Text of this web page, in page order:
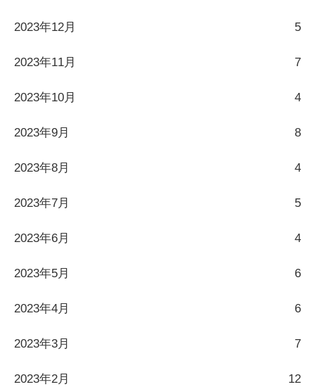
2023年12月 5
2023年11月 7
2023年10月 4
2023年9月 8
2023年8月 4
2023年7月 5
2023年6月 4
2023年5月 6
2023年4月 6
2023年3月 7
2023年2月 12